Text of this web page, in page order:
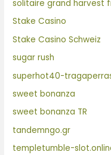
solitaire grand harvest
Stake Casino
Stake Casino Schweiz
sugar rush
superhot40-
sweet bonanza
sweet bonanza TR
tandemngo.gr
templetumble-